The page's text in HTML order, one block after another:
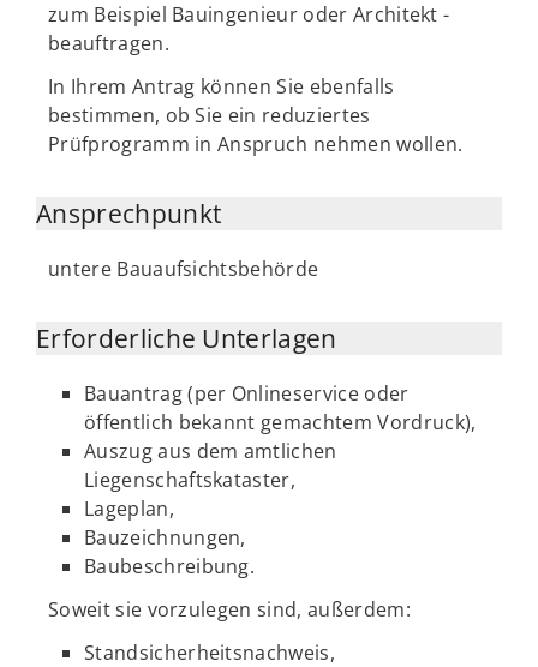
zum Beispiel Bauingenieur oder Architekt -
beauftragen.
In Ihrem Antrag können Sie ebenfalls
bestimmen, ob Sie ein reduziertes
Prüfprogramm in Anspruch nehmen wollen.
Ansprechpunkt
untere Bauaufsichtsbehörde
Erforderliche Unterlagen
Bauantrag (per Onlineservice oder
öffentlich bekannt gemachtem Vordruck),
Auszug aus dem amtlichen
Liegenschaftskataster,
Lageplan,
Bauzeichnungen,
Baubeschreibung.
Soweit sie vorzulegen sind, außerdem:
Standsicherheitsnachweis,